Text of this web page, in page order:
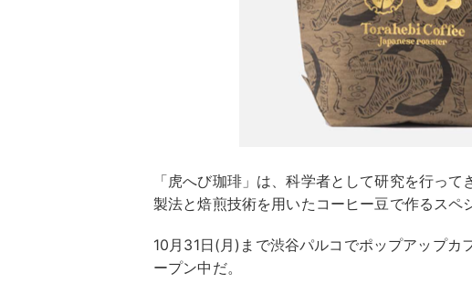
「虎へび珈琲」は、科学者として研究を行っ
製法と焙煎技術を用いたコーヒー豆で作るスペ
10月31日(月)まで渋谷パルコでポップアップカ
ープン中だ。